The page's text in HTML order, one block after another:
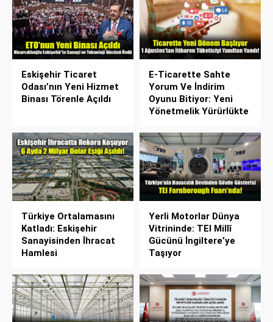
Eskişehir Ticaret
Odası’nın Yeni Hizmet
Binası Törenle Açıldı
E-Ticarette Sahte
Yorum Ve İndirim
Oyunu Bitiyor: Yeni
Yönetmelik Yürürlükte
Türkiye Ortalamasını
Katladı: Eskişehir
Sanayisinden İhracat
Hamlesi
Yerli Motorlar Dünya
Vitrininde: TEI Millî
Gücünü İngiltere’ye
Taşıyor